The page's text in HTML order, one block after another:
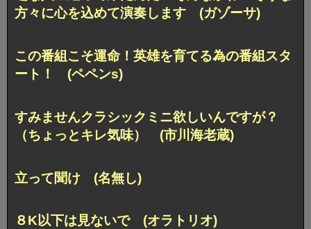
方々に心を込めて演奏します (ガゾーサ)
この番組こそ運命！英雄を育てる為の番組スタ
ート！ (ペペンs)
すみませんクラシックミニ欲しいんですが？
（ちょっとキレ気味） (市川海老蔵)
立って聞け (名無し)
８K以下は見ないで (オラトリオ)